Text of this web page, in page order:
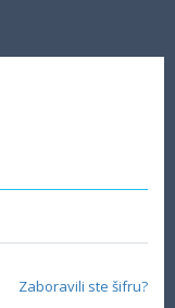
Zaboravili ste šifru?